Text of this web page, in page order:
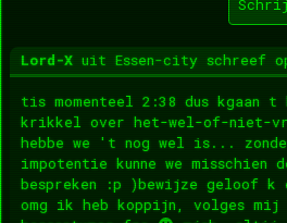
Lord-X uit Essen-city schreef
tis momenteel 2:38 dus kgaan
krikkel over het-wel-of-niet-
hebbe we 't nog wel is...
impotentie kunne we misschien
bespreken :p )bewijze geloof k
omg ik heb koppijn, volges mij